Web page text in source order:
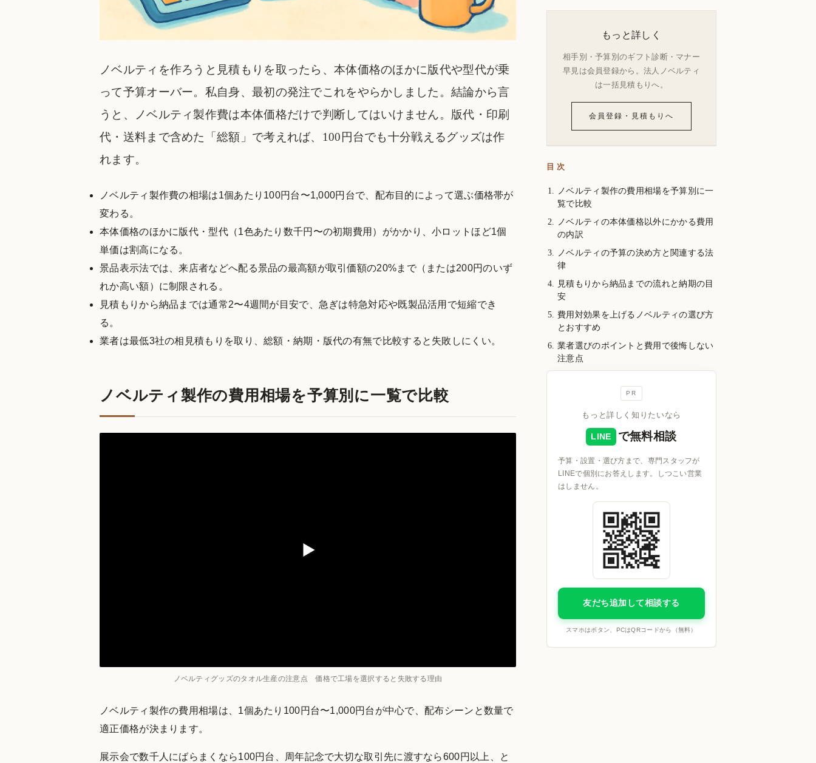
ノベルティを作ろうと見積もりを取ったら、本体価格のほかに版代や型代が乗
って予算オーバー。私自身、最初の発注でこれをやらかしました。結論から言
うと、ノベルティ製作費は本体価格だけで判断してはいけません。版代・印刷
代・送料まで含めた「総額」で考えれば、100円台でも十分戦えるグッズは作
れます。
ノベルティ製作費の相場は1個あたり100円台〜1,000円台で、配布目的によって選ぶ価格帯が
変わる。
本体価格のほかに版代・型代（1色あたり数千円〜の初期費用）がかかり、小ロットほど1個
単価は割高になる。
景品表示法では、来店者などへ配る景品の最高額が取引価額の20%まで（または200円のいず
れか高い額）に制限される。
見積もりから納品までは通常2〜4週間が目安で、急ぎは特急対応や既製品活用で短縮でき
る。
業者は最低3社の相見積もりを取り、総額・納期・版代の有無で比較すると失敗しにくい。
ノベルティ製作の費用相場を予算別に一覧で比較
ノベルティグッズのタオル生産の注意点 価格で工場を選択すると失敗する理由
ノベルティ製作の費用相場は、1個あたり100円台〜1,000円台が中心で、配布シーンと数量で
適正価格が決まります。
展示会で数千人にばらまくなら100円台、周年記念で大切な取引先に渡すなら600円以上、と
もっと詳しく
相手別・予算別のギフト診断・マナー
早見は会員登録から。法人ノベルティ
は一括見積もりへ。
会員登録・見積もりへ
目次
ノベルティ製作の費用相場を予算別に一
覧で比較
ノベルティの本体価格以外にかかる費用
の内訳
ノベルティの予算の決め方と関連する法
律
見積もりから納品までの流れと納期の目
安
費用対効果を上げるノベルティの選び方
とおすすめ
業者選びのポイントと費用で後悔しない
注意点
PR
もっと詳しく知りたいなら
LINE で無料相談
予算・設置・選び方まで、専門スタッフが
LINEで個別にお答えします。しつこい営業
はしません。
友だち追加して相談する
スマホはボタン、PCはQRコードから（無料）